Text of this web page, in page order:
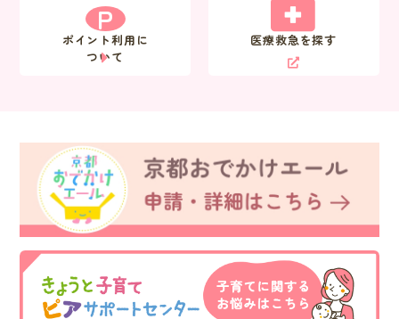
P
ポイント利用に
ついて
医療救急を探す